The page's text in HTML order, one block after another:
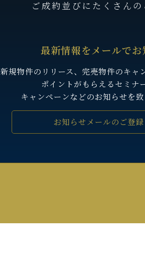
ご成約並びにたくさん
最新情報をメールでお
新規物件のリリース、完売物件のキャ
ポイントがもらえるセミナ
キャンペーンなどのお知らせを致
お知らせメールのご登録